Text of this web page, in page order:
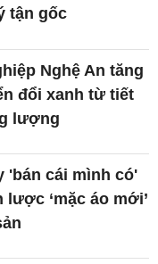
tận gốc
Nghệ An tăng
đổi xanh từ tiết
lượng
'bán cái mình có'
lược ‘mặc áo mới’